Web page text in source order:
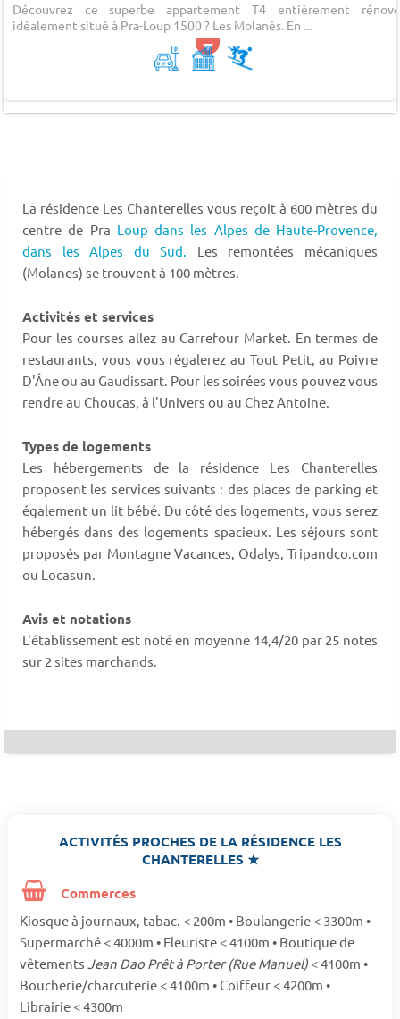
Découvrez ce superbe appartement T4 entièrement
idéalement situé à Pra-Loup 1500 ? Les Molanès. En ...
La résidence Les Chanterelles vous reçoit à 600 mètres du
centre de Pra Loup dans les Alpes de Haute-Provence,
dans les Alpes du Sud. Les remontées mécaniques
(Molanes) se trouvent à 100 mètres.
Activités et services
Pour les courses allez au Carrefour Market. En termes de
restaurants, vous vous régalerez au Tout Petit, au Poivre
D'Âne ou au Gaudissart. Pour les soirées vous pouvez vous
rendre au Choucas, à l'Univers ou au Chez Antoine.
Types de logements
Les hébergements de la résidence Les Chanterelles
proposent les services suivants : des places de parking et
également un lit bébé. Du côté des logements, vous serez
hébergés dans des logements spacieux. Les séjours sont
proposés par Montagne Vacances, Odalys, Tripandco.com
ou Locasun.
Avis et notations
L'établissement est noté en moyenne 14,4/20 par 25 notes
sur 2 sites marchands.
ACTIVITÉS PROCHES DE LA RÉSIDENCE LES
CHANTERELLES ★
Commerces
Kiosque à journaux, tabac. < 200m • Boulangerie < 3300m •
Supermarché < 4000m • Fleuriste < 4100m • Boutique de
vêtements Jean Dao Prêt à Porter (Rue Manuel) < 4100m •
Boucherie/charcuterie < 4100m • Coiffeur < 4200m •
Librairie < 4300m